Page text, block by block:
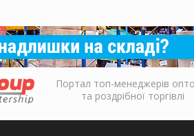
Портал топ-менеджерів
та роздрібної торгівлі